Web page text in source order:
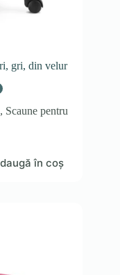
gri, din velur
, Scaune pentru
în coș